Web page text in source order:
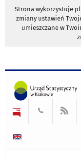
Strona wykorzystuje
zmiany ustawień
umieszczane w